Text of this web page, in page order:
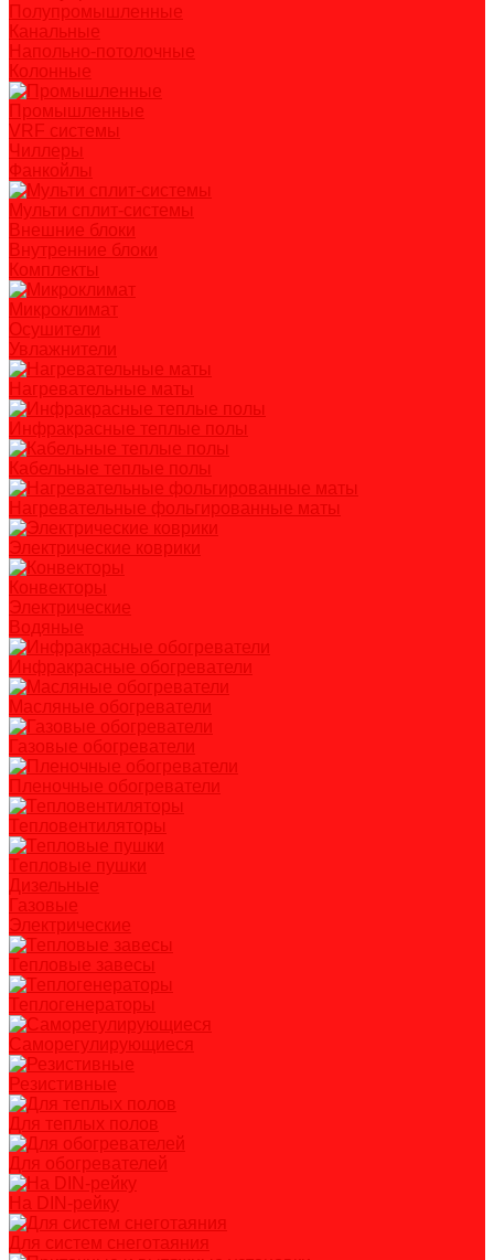
Полупромышленные
Канальные
Напольно-потолочные
Колонные
Промышленные
VRF системы
Чиллеры
Фанкойлы
Мульти сплит-системы
Внешние блоки
Внутренние блоки
Комплекты
Микроклимат
Осушители
Увлажнители
Нагревательные маты
Инфракрасные теплые полы
Кабельные теплые полы
Нагревательные фольгированные маты
Электрические коврики
Конвекторы
Электрические
Водяные
Инфракрасные обогреватели
Масляные обогреватели
Газовые обогреватели
Пленочные обогреватели
Тепловентиляторы
Тепловые пушки
Дизельные
Газовые
Электрические
Тепловые завесы
Теплогенераторы
Саморегулирующиеся
Резистивные
Для теплых полов
Для обогревателей
На DIN-рейку
Для систем снеготаяния